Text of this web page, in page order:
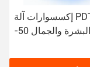
إكسسوارات آلة PDT
لمعالجة البشرة والجمال 50-